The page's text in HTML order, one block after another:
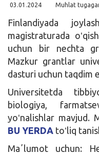
03.01.2024
Muhlat
Finlandiyada
magistraturada
uchun bir nechta
Mazkur grantlar
dasturi uchun taqdim
Universitetda
biologiya,
yoʻnalishlar mavjud.
BU YERDA toʻliq
Maʼlumot uchun: